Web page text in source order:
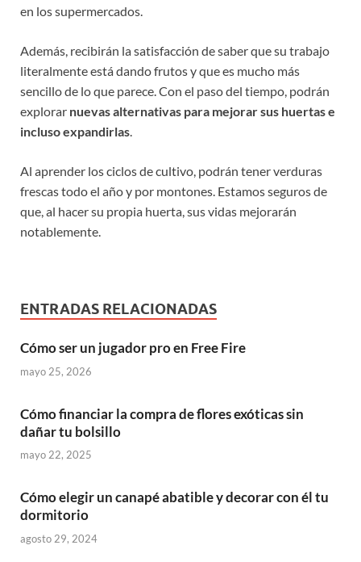
en los supermercados.
Además, recibirán la satisfacción de saber que su trabajo
literalmente está dando frutos y que es mucho más
sencillo de lo que parece. Con el paso del tiempo, podrán
explorar nuevas alternativas para mejorar sus huertas e
incluso expandirlas.
Al aprender los ciclos de cultivo, podrán tener verduras
frescas todo el año y por montones. Estamos seguros de
que, al hacer su propia huerta, sus vidas mejorarán
notablemente.
ENTRADAS RELACIONADAS
Cómo ser un jugador pro en Free Fire
mayo 25, 2026
Cómo financiar la compra de flores exóticas sin
dañar tu bolsillo
mayo 22, 2025
Cómo elegir un canapé abatible y decorar con él tu
dormitorio
agosto 29, 2024